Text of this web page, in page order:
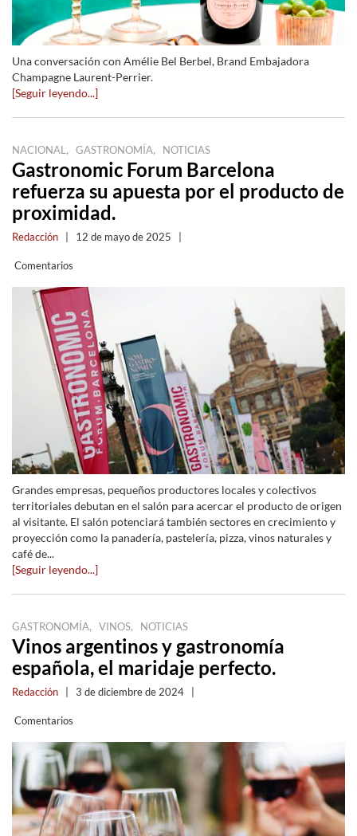
Una conversación con Amélie Bel Berbel, Brand Embajadora
Champagne Laurent-Perrier.
[Seguir leyendo...]
NACIONAL, GASTRONOMÍA, NOTICIAS
Gastronomic Forum Barcelona
refuerza su apuesta por el producto de
proximidad.
Redacción 12 de mayo de 2025
Comentarios
Grandes empresas, pequeños productores locales y colectivos
territoriales debutan en el salón para acercar el producto de origen
al visitante. El salón potenciará también sectores en crecimiento y
proyección como la panadería, pastelería, pizza, vinos naturales y
café de...
[Seguir leyendo...]
GASTRONOMÍA, VINOS, NOTICIAS
Vinos argentinos y gastronomía
española, el maridaje perfecto.
Redacción 3 de diciembre de 2024
Comentarios